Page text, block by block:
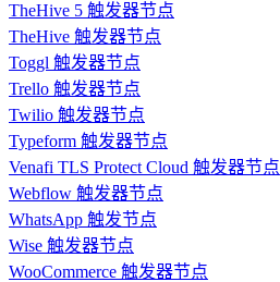
TheHive 5 触发器节点
TheHive 触发器节点
Toggl 触发器节点
Trello 触发器节点
Twilio 触发器节点
Typeform 触发器节点
Venafi TLS Protect Cloud 触发器节点
Webflow 触发器节点
WhatsApp 触发节点
Wise 触发器节点
WooCommerce 触发器节点